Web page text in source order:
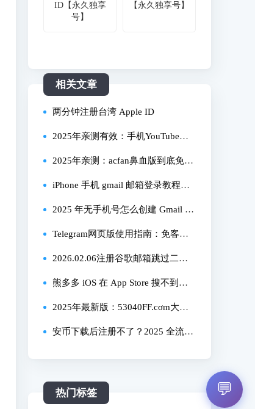
ID【永久独享
号】
【永久独享号】
相关文章
两分钟注册台湾 Apple ID
2025年亲测有效：手机YouTube加
载不出视频的完整解决指南，一步
步教你恢复正常播放
2025年亲测：acfan鼻血版到底免费
吗？安卓下载与使用全流程指南
iPhone 手机 gmail 邮箱登录教程：2
025 亲测有效，小白也能一步到
位！
2025 年无手机号怎么创建 Gmail 账
号（附电脑端 / 手机端详细步骤）
Telegram网页版使用指南：免客户
端跨设备操作技巧
2026.02.06注册谷歌邮箱跳过二维
码与短信验证最新教程 亲测成功！
注册谷歌邮箱遇二维码难题？解决
方案在此！
熊多多 iOS 在 App Store 搜不到怎
么办？2025 完整版教程亲测有效！
2025年最新版：53040FF.cσm大港
澳安卓下载全流程亲测！解决安装
安币下载后注册不了？2025 全流程
热门标签 💬